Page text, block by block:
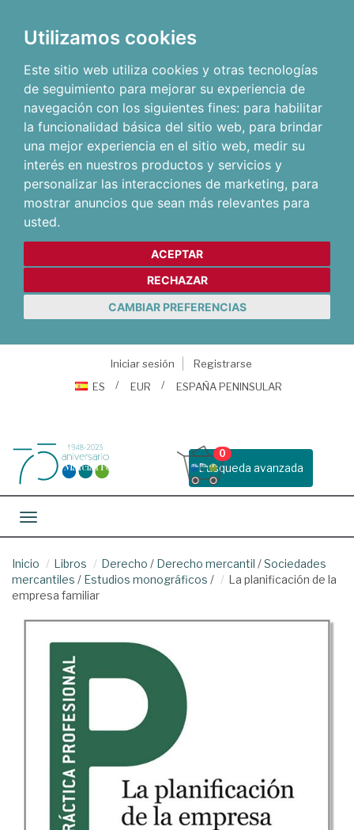
Utilizamos cookies
Este sitio web utiliza cookies y otras tecnologías
de seguimiento para mejorar su experiencia de
navegación con los siguientes fines: para habilitar
la funcionalidad básica del sitio web, para brindar
una mejor experiencia en el sitio web, medir su
interés en nuestros productos y servicios y
personalizar las interacciones de marketing, para
mostrar anuncios que sean más relevantes para
usted.
ACEPTAR
RECHAZAR
CAMBIAR PREFERENCIAS
Iniciar sesión
Registrarse
ES
EUR ESPAÑA PENINSULAR
Busqueda avanzada
0
Toggle navigation
Inicio Libros Derecho / Derecho mercantil /Sociedades
mercantiles / Estudios monográficos /
La planificación de la
empresa familiar